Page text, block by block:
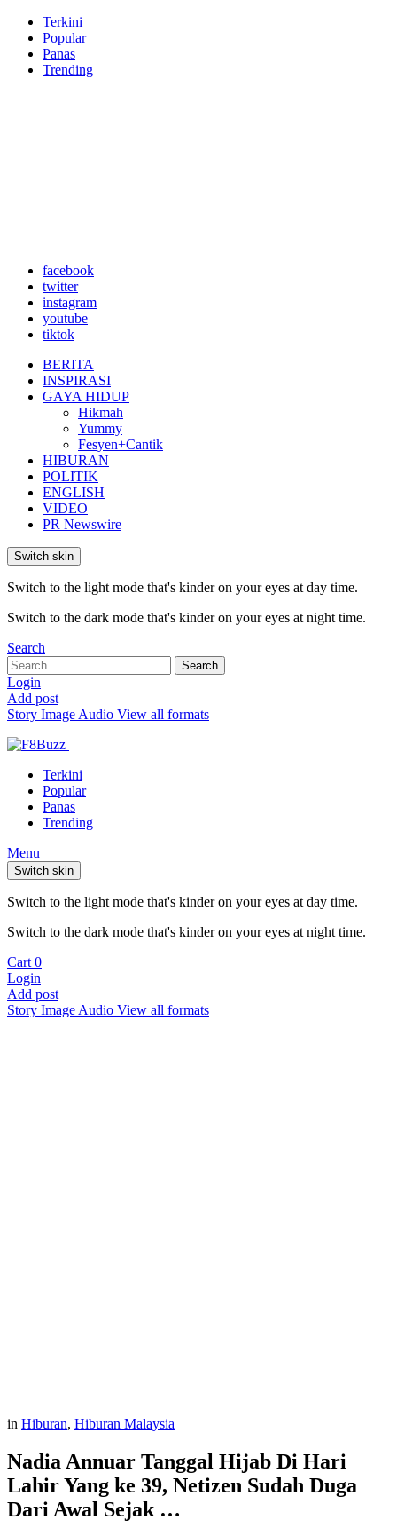
Terkini
Popular
Panas
Trending
facebook
twitter
instagram
youtube
tiktok
BERITA
INSPIRASI
GAYA HIDUP
Hikmah
Yummy
Fesyen+Cantik
HIBURAN
POLITIK
ENGLISH
VIDEO
PR Newswire
Switch skin
Switch to the light mode that's kinder on your eyes at day time.
Switch to the dark mode that's kinder on your eyes at night time.
Search
Search
for:
Search
Login
Add post
Story Image Audio View all formats
Terkini
Popular
Panas
Trending
Menu
Switch skin
Switch to the light mode that's kinder on your eyes at day time.
Switch to the dark mode that's kinder on your eyes at night time.
Cart 0
Login
Add post
Story Image Audio View all formats
in Hiburan, Hiburan Malaysia
Nadia Annuar Tanggal Hijab Di Hari
Lahir Yang ke 39, Netizen Sudah Duga
Dari Awal Sejak …